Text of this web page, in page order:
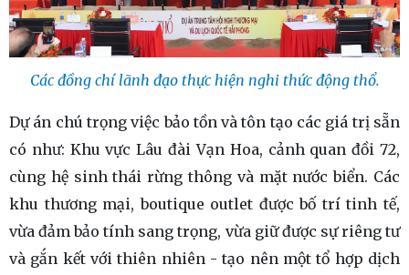
Các đồng chí lãnh đạo thực hiện nghi thức động thổ.
Dự án chú trọng việc bảo tồn và tôn tạo các giá trị sẵn
có như: Khu vực Lâu đài Vạn Hoa, cảnh quan đồi 72,
cùng hệ sinh thái rừng thông và mặt nước biển. Các
khu thương mại, boutique outlet được bố trí tinh tế,
vừa đảm bảo tính sang trọng, vừa giữ được sự riêng tư
và gắn kết với thiên nhiên - tạo nên một tổ hợp dịch